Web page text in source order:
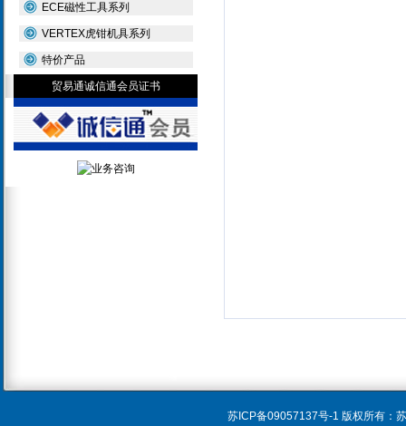
ECE磁性工具系列
VERTEX虎钳机具系列
特价产品
贸易通诚信通会员证书
苏ICP备09057137号-1 版权所有